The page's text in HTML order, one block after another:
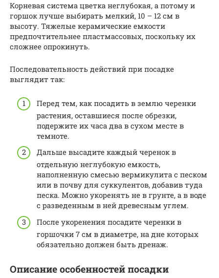
Корневая система цветка неглубокая, а потому и
горшок лучше выбирать мелкий, 10 – 12 см в
высоту. Тяжелые керамические емкости
предпочтительнее пластмассовых, поскольку их
сложнее опрокинуть.
Последовательность действий при посадке
выглядит так:
Перед тем, как посадить в землю черенки
растения, оставшиеся после обрезки,
подержите их часа два в сухом месте в
темноте.
Дальше высадите каждый черенок в
отдельную неглубокую емкость,
наполненную смесью вермикулита с песком
или в почву для суккулентов, добавив туда
песка. Можно укоренять не в грунте, а в воде
с разведенным в ней древесным углем.
После укоренения посадите черенки в
горшочки 7 см в диаметре, на дне которых
обязательно должен быть дренаж.
Описание особенностей посадки